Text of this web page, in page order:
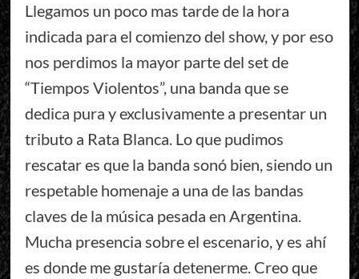
Llegamos un poco mas tarde de la hora
indicada para el comienzo del show, y por eso
nos perdimos la mayor parte del set de
“Tiempos Violentos”, una banda que se
dedica pura y exclusivamente a presentar un
tributo a Rata Blanca. Lo que pudimos
rescatar es que la banda sonó bien, siendo un
respetable homenaje a una de las bandas
claves de la música pesada en Argentina.
Mucha presencia sobre el escenario, y es ahí
es donde me gustaría detenerme. Creo que